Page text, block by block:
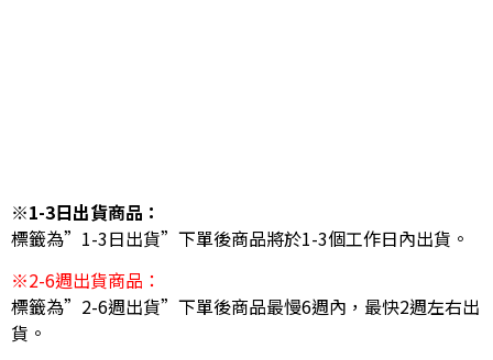
※1-3日出貨商品：
標籤為”1-3日出貨”下單後商品將於1-3個工作日內出貨。
※2-6週出貨商品：
標籤為”2-6週出貨”下單後商品最慢6週內，最快2週左右出
貨。